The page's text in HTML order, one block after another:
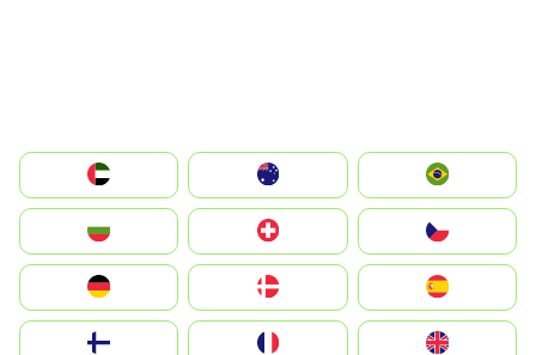
الإمارات العربية المتحدة
Switzerland
Deutschland
United Kingdom